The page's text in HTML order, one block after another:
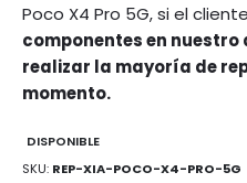
Poco X4 Pro 5G, si el
componentes en
realizar la mayoría de
momento.
DISPONIBLE
SKU REP-XIA-POCO-X4-PRO-5G